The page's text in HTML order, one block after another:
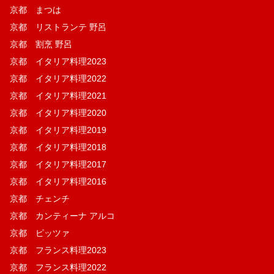
京都 まつは
京都 リストランテ 野呂
京都 割烹 野呂
京都 イタリア料理2023
京都 イタリア料理2022
京都 イタリア料理2021
京都 イタリア料理2020
京都 イタリア料理2019
京都 イタリア料理2018
京都 イタリア料理2017
京都 イタリア料理2016
京都 チェンチ
京都 カンティーナ アルコ
京都 ピッツァ
京都 フランス料理2023
京都 フランス料理2022